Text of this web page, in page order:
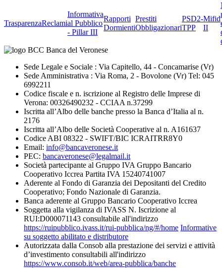
TrasparenzaReclami
Informativa
al Pubblico
- Pillar III
Rapporti
Dormienti
Prestiti
Obbligazionari
PSD2-
TPP
Mifid
II
Sede Legale e Sociale : Via Capitello, 44 - Concamarise (Vr)
Sede Amministrativa : Via Roma, 2 - Bovolone (Vr) Tel: 045
6992211
Codice fiscale e n. iscrizione al Registro delle Imprese di
Verona: 00326490232 - CCIAA n.37299
Iscritta all’Albo delle banche presso la Banca d’Italia al n.
2176
Iscritta all’Albo delle Società Cooperative al n. A161637
Codice ABI 08322 - SWIFT/BIC ICRAITRR8Y0
Email: info@bancaveronese.it
PEC: bancaveronese@legalmail.it
Società partecipante al Gruppo IVA Gruppo Bancario
Cooperativo Iccrea Partita IVA 15240741007
Aderente al Fondo di Garanzia dei Depositanti del Credito
Cooperativo; Fondo Nazionale di Garanzia.
Banca aderente al Gruppo Bancario Cooperativo Iccrea
Soggetta alla vigilanza di IVASS N. Iscrizione al
RUI:D000071143 consultabile all'indirizzo
https://ruipubblico.ivass.it/rui-pubblica/ng/#/home Informative
su soggetto abilitato e distributore
Autorizzata dalla Consob alla prestazione dei servizi e attività
d’investimento consultabili all'indirizzo
https://www.consob.it/web/area-pubblica/banche